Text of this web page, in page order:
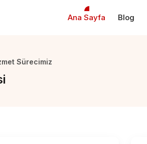
Ana Sayfa Blog
Sürecimiz